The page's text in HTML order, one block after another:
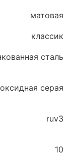
матовая
классик
сталь
серая
ruv3
10